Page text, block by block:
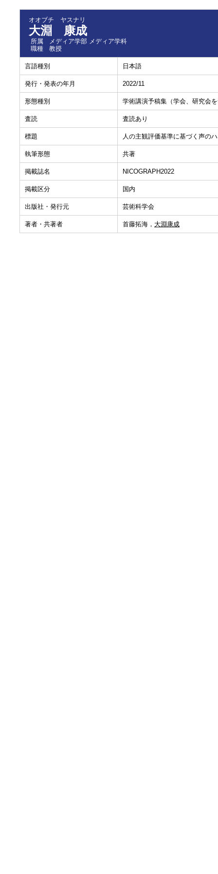
オオブチ ヤスナリ
大淵 康成
所属
メディア学部 メディア学科
職種
教授
言語種別 日本語
発行・発表の年月 2022/11
形態種別 学術講演予稿集（学会、研究会
査読 査読あり
標題 人の主観評価基準に基づく声の
執筆形態 共著
掲載誌名 NICOGRAPH2022
掲載区分 国内
出版社・発行元 芸術科学会
著者・共著者 首藤拓海， 大淵康成